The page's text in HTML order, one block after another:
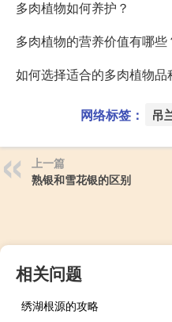
多肉植物如何养护？
多肉植物的营养价值有哪些
如何选择适合的多肉植物品
网络标签： 吊
上一篇
熟银和雪花银的区别
相关问题
绣湖根源的攻略